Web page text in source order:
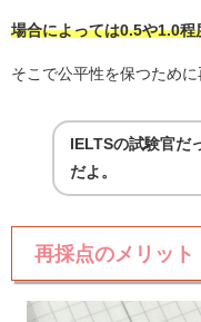
場合によっては0.5や1.0
そこで公平性を保つため
IELTSの試験官だ
だよ。
再採点のメリット